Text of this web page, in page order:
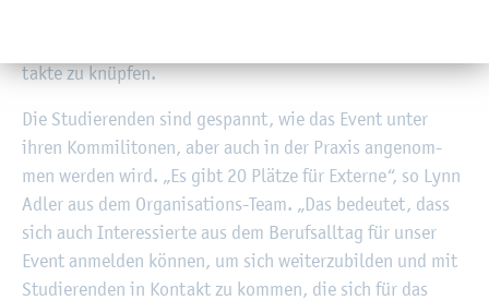
tak­te zu knüp­fen.
Die Stu­die­ren­den sind ge­spannt, wie das Event unter
ihren Kom­mi­li­to­nen, aber auch in der Pra­xis an­ge­nom­
men wer­den wird. „Es gibt 20 Plät­ze für Ex­ter­ne“, so Lynn
Adler aus dem Or­ga­ni­sa­ti­ons-Team. „Das be­deu­tet, dass
sich auch In­ter­es­sier­te aus dem Be­rufs­all­tag für unser
Event an­mel­den kön­nen, um sich wei­ter­zu­bil­den und mit
Stu­die­ren­den in Kon­takt zu kom­men, die sich für das